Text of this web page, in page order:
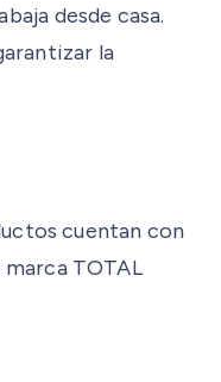
desde casa.
la
cuentan con
TOTAL